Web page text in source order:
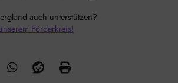
auch unterstützen?
Förderkreis!